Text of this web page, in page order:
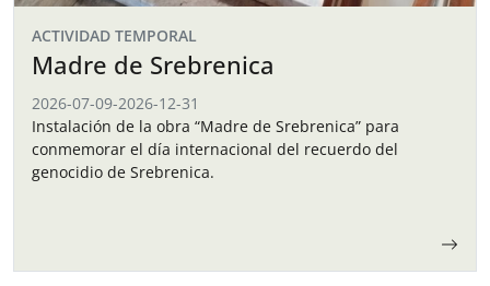
ACTIVIDAD TEMPORAL
Madre de Srebrenica
2026-07-09-2026-12-31
Instalación de la obra “Madre de Srebrenica” para
conmemorar el día internacional del recuerdo del
genocidio de Srebrenica.